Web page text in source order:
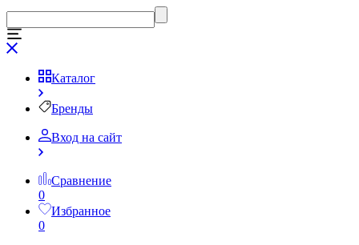
Каталог
Бренды
Вход на сайт
Сравнение
0
Избранное
0